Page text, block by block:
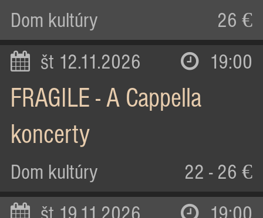
Dom kultúry 26 €
št 12.11.2026 19:00
FRAGILE - A Cappella
koncerty
Dom kultúry 22 - 26 €